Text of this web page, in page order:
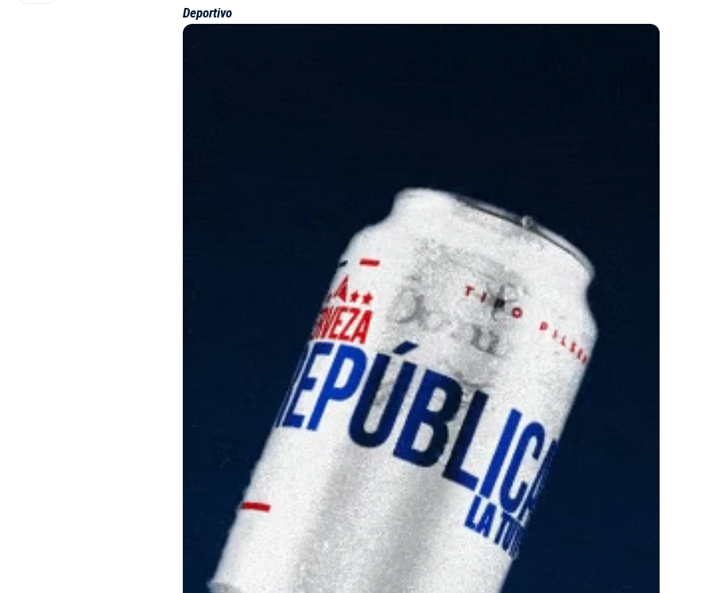
Deportivo